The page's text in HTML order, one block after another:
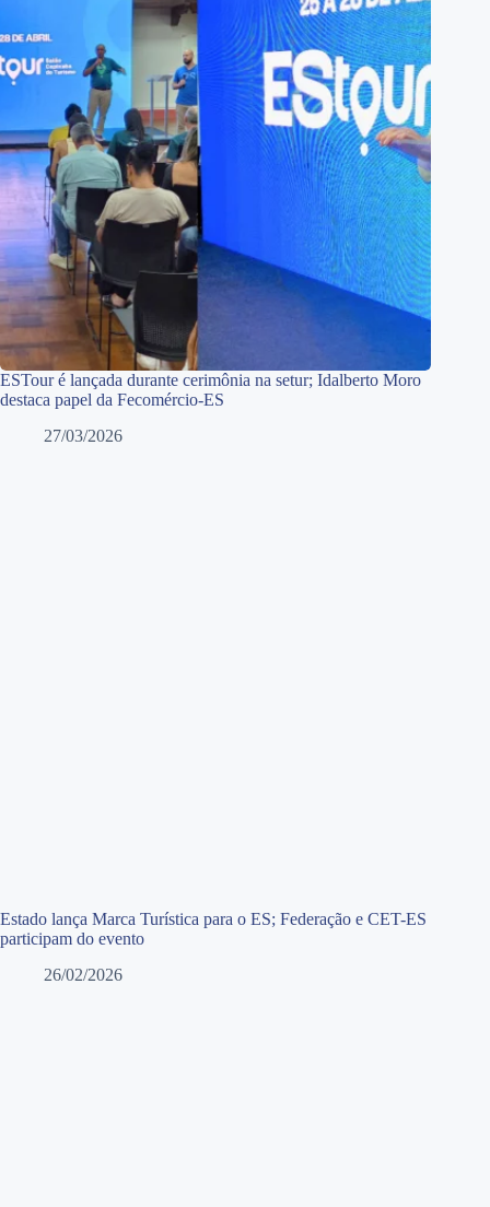
ESTour é lançada durante cerimônia na setur; Idalberto Moro
destaca papel da Fecomércio-ES
27/03/2026
Estado lança Marca Turística para o ES; Federação e CET-ES
participam do evento
26/02/2026